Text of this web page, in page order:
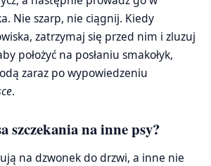
Nie szarp, nie ciągnij. Kiedy
zatrzymaj się przed nim i zluzuj
położyć na posłaniu smakołyk,
zaraz po wypowiedzeniu
.
szczekania na inne psy?
na dzwonek do drzwi, a inne nie